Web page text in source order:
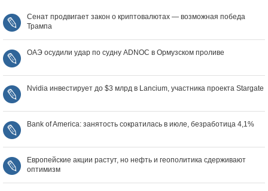
Сенат продвигает закон о криптовалютах — возможная победа
Трампа
ОАЭ осудили удар по судну ADNOC в Ормузском проливе
Nvidia инвестирует до $3 млрд в Lancium, участника проекта Stargate
Bank of America: занятость сократилась в июле, безработица 4,1%
Европейские акции растут, но нефть и геополитика сдерживают
оптимизм